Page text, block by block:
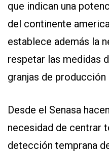
que indican una
del continente
establece además la
respetar las medidas
granjas de producción
Desde el Senasa
necesidad de centrar
detección temprana